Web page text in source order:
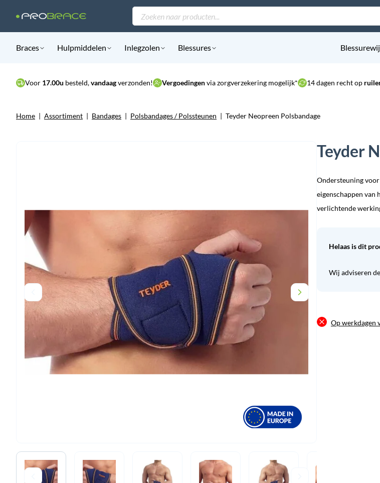
Producten
zoeken
Braces Hulpmiddelen Inlegzolen Blessures
Voor 17.00u besteld,vandaagverzonden! Vergoedingenvia zorgverzekering mogelijk* 14 dagen recht op
Home | Assortiment | Bandages | Polsbandages / Polssteunen | Teyder Neopreen Polsbandage
Teyder
Ondersteuning
eigenschappen van
verlichtende
Helaas is dit
Wij adviseren de
Op werkdagen